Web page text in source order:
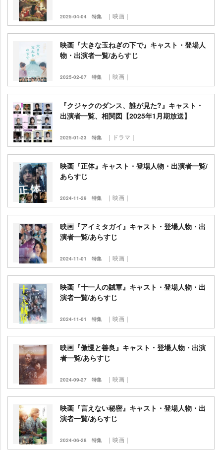
2025-04-04 特集 ｜映画｜
映画『大きな玉ねぎの下で』キャスト・登場人
物・出演者一覧/あらすじ
2025-02-07 特集 ｜映画｜
『クジャクのダンス、誰が見た?』キャスト・
出演者一覧、相関図【2025年1月期放送】
2025-01-23 特集 ｜ドラマ｜
映画『正体』キャスト・登場人物・出演者一覧/
あらすじ
2024-11-29 特集 ｜映画｜
映画『アイミタガイ』キャスト・登場人物・出
演者一覧/あらすじ
2024-11-01 特集 ｜映画｜
映画『十一人の賊軍』キャスト・登場人物・出
演者一覧/あらすじ
2024-11-01 特集 ｜映画｜
映画『傲慢と善良』キャスト・登場人物・出演
者一覧/あらすじ
2024-09-27 特集 ｜映画｜
映画『言えない秘密』キャスト・登場人物・出
演者一覧/あらすじ
2024-06-28 特集 ｜映画｜